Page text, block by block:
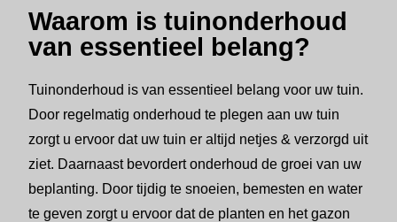
Waarom is tuinonderhoud
van essentieel belang?
Tuinonderhoud is van essentieel belang voor uw tuin.
Door regelmatig onderhoud te plegen aan uw tuin
zorgt u ervoor dat uw tuin er altijd netjes & verzorgd uit
ziet. Daarnaast bevordert onderhoud de groei van uw
beplanting. Door tijdig te snoeien, bemesten en water
te geven zorgt u ervoor dat de planten en het gazon